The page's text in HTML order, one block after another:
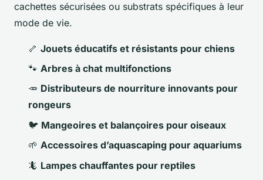
cachettes sécurisées ou substrats spécifiques à leur
mode de vie.
🦴 Jouets éducatifs et résistants pour chiens
🐾 Arbres à chat multifonctions
🥕 Distributeurs de nourriture innovants pour
rongeurs
🐦 Mangeoires et balançoires pour oiseaux
🌱 Accessoires d’aquascaping pour aquariums
🦎 Lampes chauffantes pour reptiles